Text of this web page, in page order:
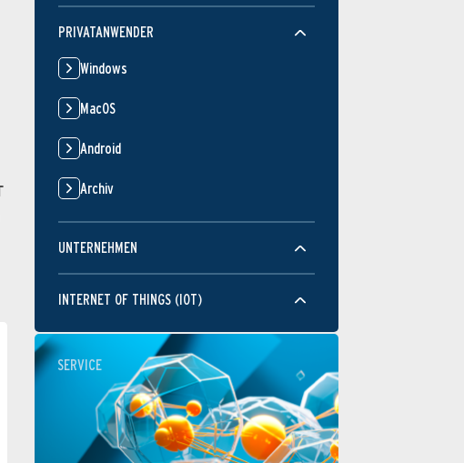
PRIVATANWENDER
Windows
MacOS
Android
Archiv
UNTERNEHMEN
INTERNET OF THINGS (IOT)
SERVICE